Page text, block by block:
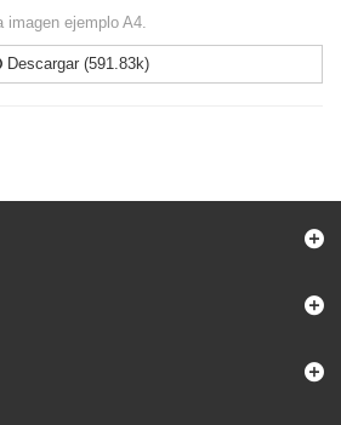
imagen ejemplo A4.
Descargar (591.83k)